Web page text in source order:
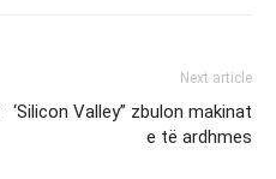
Next article
‘Silicon Valley” zbulon makinat
e të ardhmes